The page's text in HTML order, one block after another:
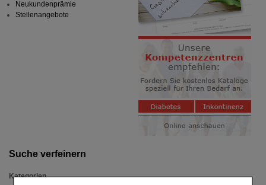
Suche verfeinern
Kategorien
Neukundenprämie
Stellenangebote